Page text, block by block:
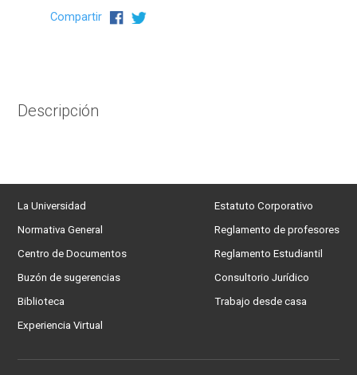
Compartir
Descripción
La Universidad
Normativa General
Centro de Documentos
Buzón de sugerencias
Biblioteca
Experiencia Virtual
Estatuto Corporativo
Reglamento de profesores
Reglamento Estudiantil
Consultorio Jurídico
Trabajo desde casa